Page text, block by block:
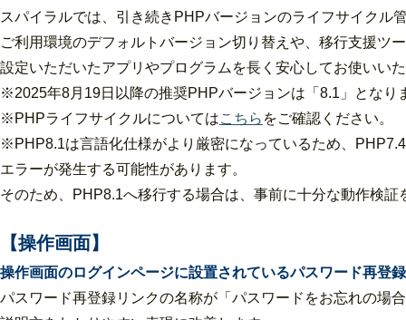
スパイラルでは、引き続きPHPバージョンのライフサイクル
ご利用環境のデフォルトバージョン切り替えや、移行支援ツ
設定いただいたアプリやプログラムを長く安心してお使いい
※2025年8月19日以降の推奨PHPバージョンは「8.1」となり
※PHPライフサイクルについてはこちら をご確認ください。
※PHP8.1は言語化仕様がより厳密になっているため、
エラーが発生する可能性があります。
そのため、PHP8.1へ移行する場合は、事前に十分な動作検
【操作画面】
操作画面のログインページに設置されているパスワード再登
パスワード再登録リンクの名称が「パスワードをお忘れの場